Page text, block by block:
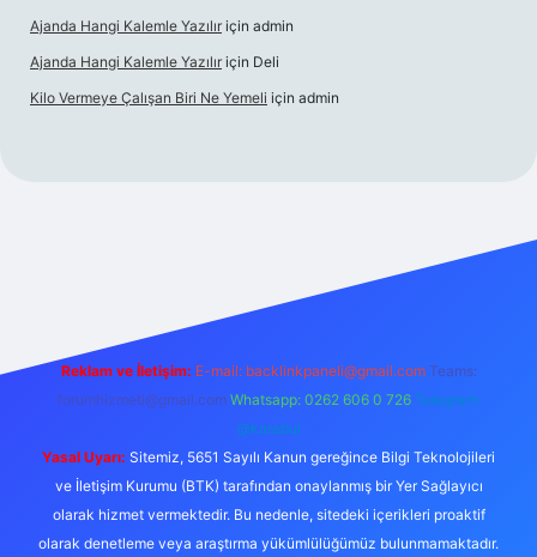
Ajanda Hangi Kalemle Yazılır için admin
Ajanda Hangi Kalemle Yazılır için Deli
Kilo Vermeye Çalışan Biri Ne Yemeli için admin
Reklam ve İletişim: E-mail: backlinkpaneli@gmail.com Teams:
forumhizmeti@gmail.com Whatsapp: 0262 606 0 726 Telegram:
@karabul
Yasal Uyarı: Sitemiz, 5651 Sayılı Kanun gereğince Bilgi Teknolojileri
ve İletişim Kurumu (BTK) tarafından onaylanmış bir Yer Sağlayıcı
olarak hizmet vermektedir. Bu nedenle, sitedeki içerikleri proaktif
olarak denetleme veya araştırma yükümlülüğümüz bulunmamaktadır.